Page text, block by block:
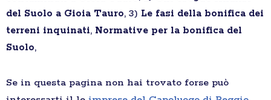
del Suolo a Gioia Tauro, 3) Le fasi della bonifica dei
terreni inquinati, Normative per la bonifica del
Suolo,
Se in questa pagina non hai trovato forse può